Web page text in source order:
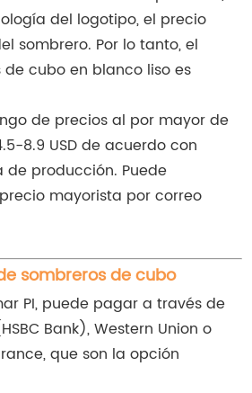
del logotipo, el precio
sombrero. Por lo tanto, el
cubo en blanco liso es
de precios al por mayor de
8.9 USD de acuerdo con
de producción. Puede
mayorista por correo
sombreros de cubo
PI, puede pagar a través de
Bank), Western Union o
que son la opción